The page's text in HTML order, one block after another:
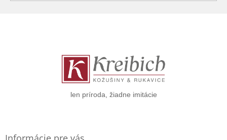
len príroda, žiadne imitácie